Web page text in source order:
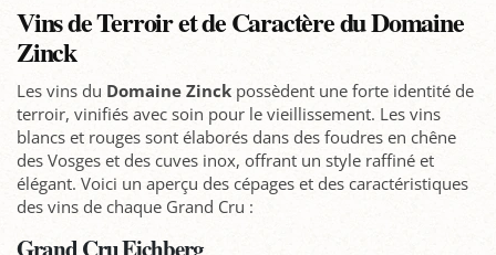
Vins de Terroir et de Caractère du Domaine
Zinck
Les vins du Domaine Zinck possèdent une forte identité de
terroir, vinifiés avec soin pour le vieillissement. Les vins
blancs et rouges sont élaborés dans des foudres en chêne
des Vosges et des cuves inox, offrant un style raffiné et
élégant. Voici un aperçu des cépages et des caractéristiques
des vins de chaque Grand Cru :
Grand Cru Eichberg